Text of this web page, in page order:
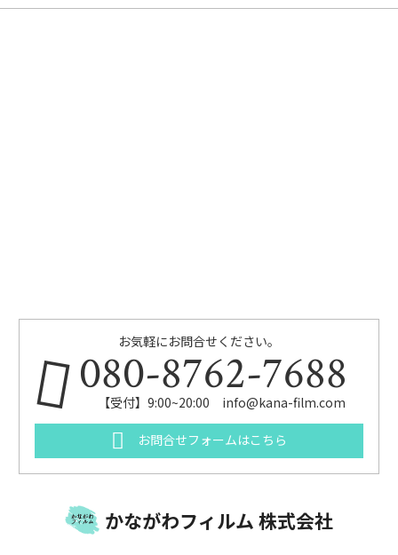
お気軽にお問合せください。
080-8762-7688
【受付】9:00~20:00 info@kana-film.com
お問合せフォームはこちら
かながわフィルム 株式会社